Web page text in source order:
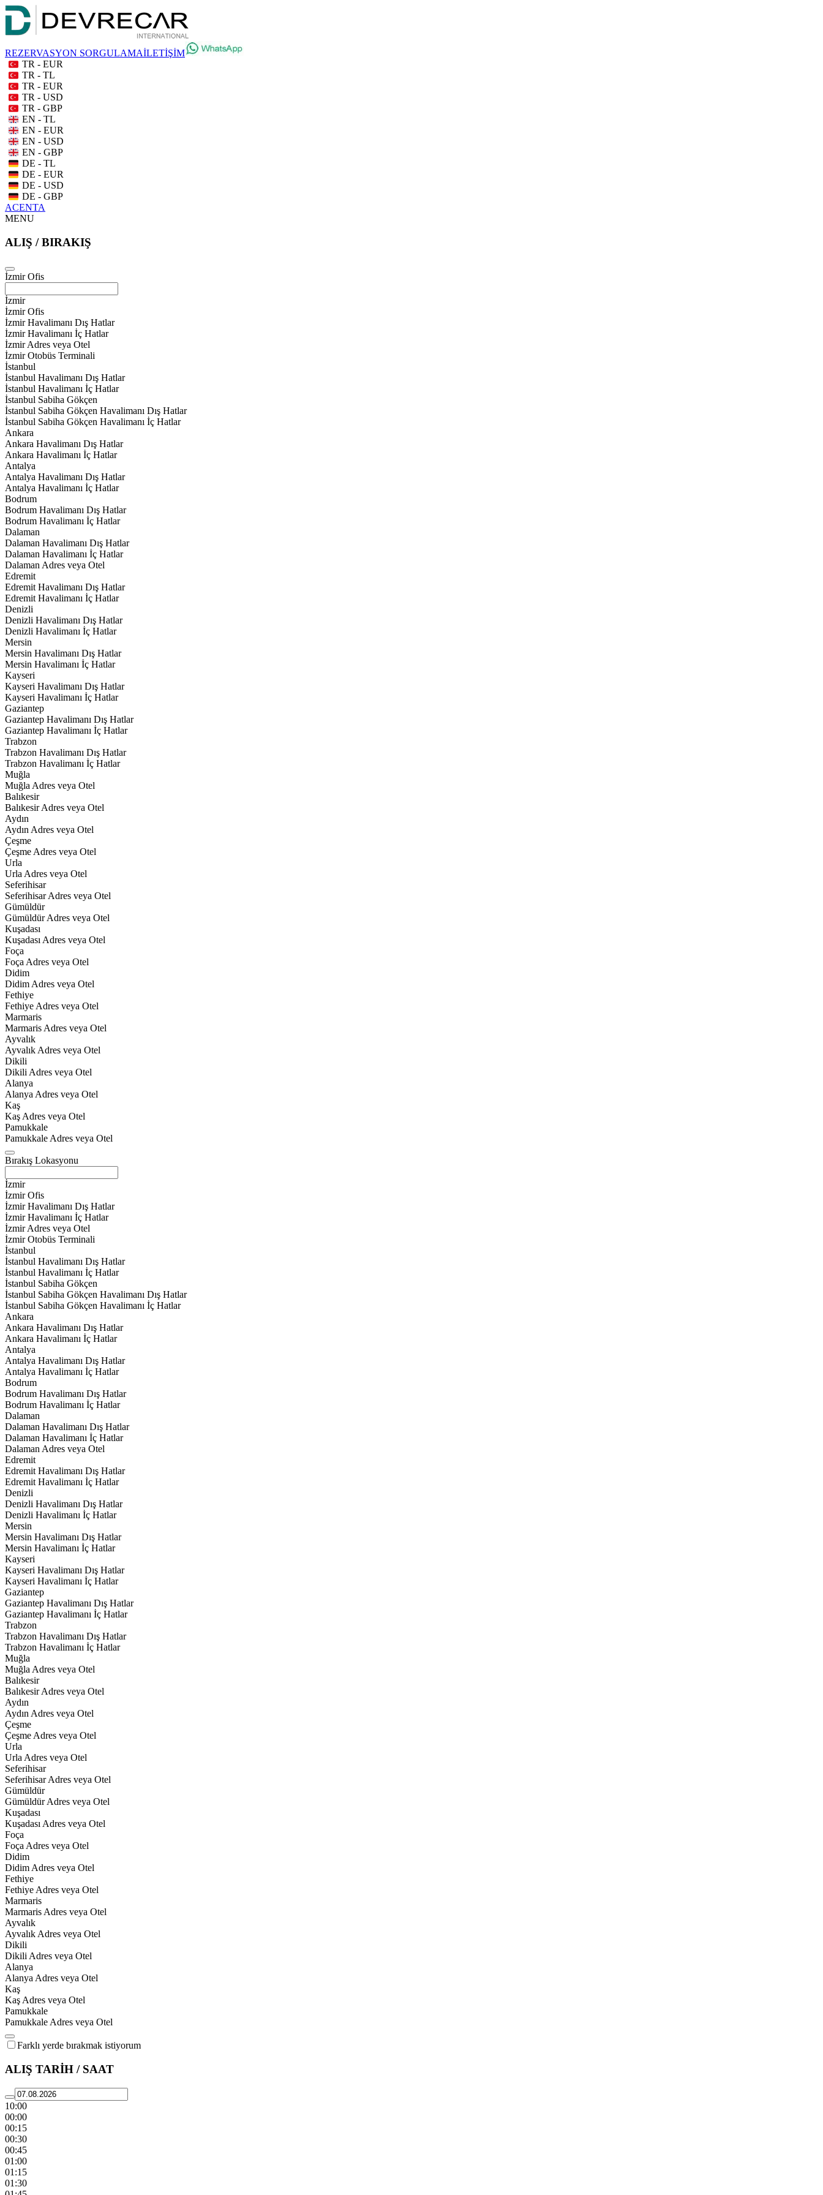
REZERVASYON SORGULAMAİLETİŞİM
TR - EUR
TR - TL
TR - EUR
TR - USD
TR - GBP
EN - TL
EN - EUR
EN - USD
EN - GBP
DE - TL
DE - EUR
DE - USD
DE - GBP
ACENTA
MENU
ALIŞ / BIRAKIŞ
İzmir Ofis
İzmir
İzmir Ofis
İzmir Havalimanı Dış Hatlar
İzmir Havalimanı İç Hatlar
İzmir Adres veya Otel
İzmir Otobüs Terminali
İstanbul
İstanbul Havalimanı Dış Hatlar
İstanbul Havalimanı İç Hatlar
İstanbul Sabiha Gökçen
İstanbul Sabiha Gökçen Havalimanı Dış Hatlar
İstanbul Sabiha Gökçen Havalimanı İç Hatlar
Ankara
Ankara Havalimanı Dış Hatlar
Ankara Havalimanı İç Hatlar
Antalya
Antalya Havalimanı Dış Hatlar
Antalya Havalimanı İç Hatlar
Bodrum
Bodrum Havalimanı Dış Hatlar
Bodrum Havalimanı İç Hatlar
Dalaman
Dalaman Havalimanı Dış Hatlar
Dalaman Havalimanı İç Hatlar
Dalaman Adres veya Otel
Edremit
Edremit Havalimanı Dış Hatlar
Edremit Havalimanı İç Hatlar
Denizli
Denizli Havalimanı Dış Hatlar
Denizli Havalimanı İç Hatlar
Mersin
Mersin Havalimanı Dış Hatlar
Mersin Havalimanı İç Hatlar
Kayseri
Kayseri Havalimanı Dış Hatlar
Kayseri Havalimanı İç Hatlar
Gaziantep
Gaziantep Havalimanı Dış Hatlar
Gaziantep Havalimanı İç Hatlar
Trabzon
Trabzon Havalimanı Dış Hatlar
Trabzon Havalimanı İç Hatlar
Muğla
Muğla Adres veya Otel
Balıkesir
Balıkesir Adres veya Otel
Aydın
Aydın Adres veya Otel
Çeşme
Çeşme Adres veya Otel
Urla
Urla Adres veya Otel
Seferihisar
Seferihisar Adres veya Otel
Gümüldür
Gümüldür Adres veya Otel
Kuşadası
Kuşadası Adres veya Otel
Foça
Foça Adres veya Otel
Didim
Didim Adres veya Otel
Fethiye
Fethiye Adres veya Otel
Marmaris
Marmaris Adres veya Otel
Ayvalık
Ayvalık Adres veya Otel
Dikili
Dikili Adres veya Otel
Alanya
Alanya Adres veya Otel
Kaş
Kaş Adres veya Otel
Pamukkale
Pamukkale Adres veya Otel
Bırakış Lokasyonu
İzmir
İzmir Ofis
İzmir Havalimanı Dış Hatlar
İzmir Havalimanı İç Hatlar
İzmir Adres veya Otel
İzmir Otobüs Terminali
İstanbul
İstanbul Havalimanı Dış Hatlar
İstanbul Havalimanı İç Hatlar
İstanbul Sabiha Gökçen
İstanbul Sabiha Gökçen Havalimanı Dış Hatlar
İstanbul Sabiha Gökçen Havalimanı İç Hatlar
Ankara
Ankara Havalimanı Dış Hatlar
Ankara Havalimanı İç Hatlar
Antalya
Antalya Havalimanı Dış Hatlar
Antalya Havalimanı İç Hatlar
Bodrum
Bodrum Havalimanı Dış Hatlar
Bodrum Havalimanı İç Hatlar
Dalaman
Dalaman Havalimanı Dış Hatlar
Dalaman Havalimanı İç Hatlar
Dalaman Adres veya Otel
Edremit
Edremit Havalimanı Dış Hatlar
Edremit Havalimanı İç Hatlar
Denizli
Denizli Havalimanı Dış Hatlar
Denizli Havalimanı İç Hatlar
Mersin
Mersin Havalimanı Dış Hatlar
Mersin Havalimanı İç Hatlar
Kayseri
Kayseri Havalimanı Dış Hatlar
Kayseri Havalimanı İç Hatlar
Gaziantep
Gaziantep Havalimanı Dış Hatlar
Gaziantep Havalimanı İç Hatlar
Trabzon
Trabzon Havalimanı Dış Hatlar
Trabzon Havalimanı İç Hatlar
Muğla
Muğla Adres veya Otel
Balıkesir
Balıkesir Adres veya Otel
Aydın
Aydın Adres veya Otel
Çeşme
Çeşme Adres veya Otel
Urla
Urla Adres veya Otel
Seferihisar
Seferihisar Adres veya Otel
Gümüldür
Gümüldür Adres veya Otel
Kuşadası
Kuşadası Adres veya Otel
Foça
Foça Adres veya Otel
Didim
Didim Adres veya Otel
Fethiye
Fethiye Adres veya Otel
Marmaris
Marmaris Adres veya Otel
Ayvalık
Ayvalık Adres veya Otel
Dikili
Dikili Adres veya Otel
Alanya
Alanya Adres veya Otel
Kaş
Kaş Adres veya Otel
Pamukkale
Pamukkale Adres veya Otel
Farklı yerde bırakmak istiyorum
ALIŞ TARİH / SAAT
10:00
00:00
00:15
00:30
00:45
01:00
01:15
01:30